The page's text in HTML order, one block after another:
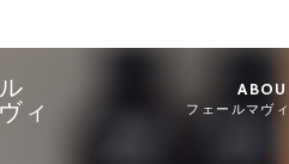
ィ
フェールマヴ